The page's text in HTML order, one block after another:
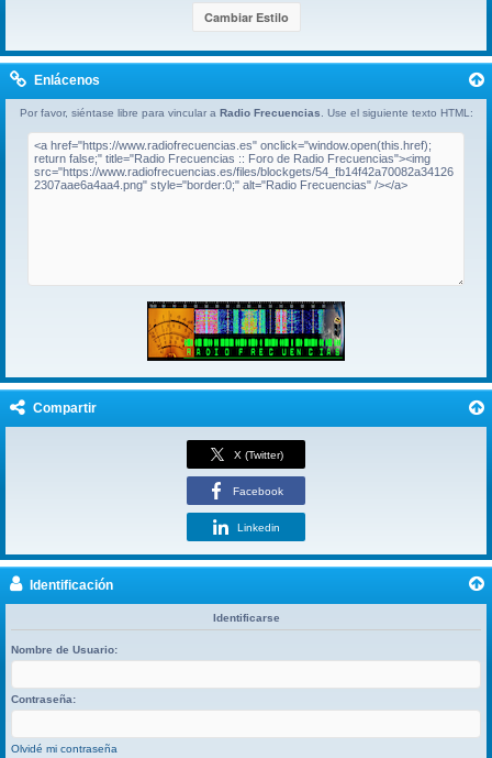
Enlácenos
Por favor, siéntase libre para vincular a Radio Frecuencias. Use el siguiente texto HTML:
Compartir
X (Twitter)
Facebook
Linkedin
Identificación
Identificarse
Nombre de Usuario:
Contraseña:
Olvidé mi contraseña